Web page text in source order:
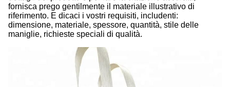
fornisca prego gentilmente il materiale illustrativo di
riferimento. E dicaci i vostri requisiti, includenti:
dimensione, materiale, spessore, quantità, stile delle
maniglie, richieste speciali di qualità.